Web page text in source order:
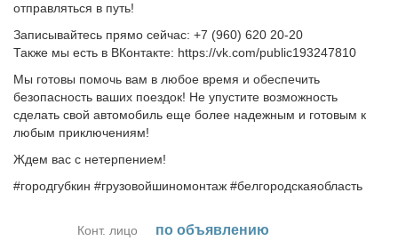
отправляться в путь!
Записывайтесь прямо сейчас: +7 (960) 620 20-20
Также мы есть в ВКонтакте: https://vk.com/public193247810
Мы готовы помочь вам в любое время и обеспечить
безопасность ваших поездок! Не упустите возможность
сделать свой автомобиль еще более надежным и готовым к
любым приключениям!
Ждем вас с нетерпением!
#городгубкин #грузовойшиномонтаж #белгородскаяобласть
Конт. лицо по объ­яв­ле­нию